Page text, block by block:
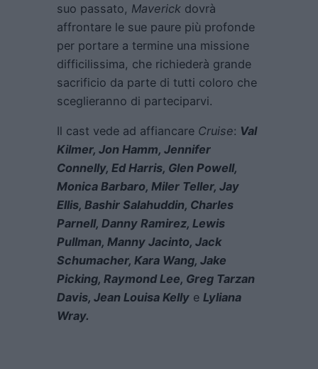
suo passato, Maverick dovrà
affrontare le sue paure più profonde
per portare a termine una missione
difficilissima, che richiederà grande
sacrificio da parte di tutti coloro che
sceglieranno di parteciparvi.
Il cast vede ad affiancare Cruise: Val
Kilmer, Jon Hamm, Jennifer
Connelly, Ed Harris, Glen Powell,
Monica Barbaro, Miler Teller, Jay
Ellis, Bashir Salahuddin, Charles
Parnell, Danny Ramirez, Lewis
Pullman, Manny Jacinto, Jack
Schumacher, Kara Wang, Jake
Picking, Raymond Lee, Greg Tarzan
Davis, Jean Louisa Kelly e Lyliana
Wray.